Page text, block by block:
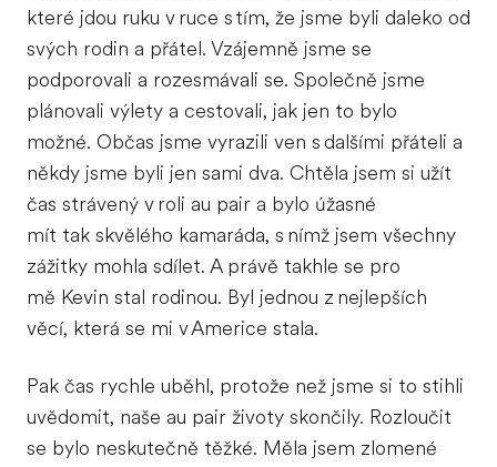
které jdou ruku v ruce s tím, že jsme byli daleko od
svých rodin a přátel. Vzájemně jsme se
podporovali a rozesmávali se. Společně jsme
plánovali výlety a cestovali, jak jen to bylo
možné. Občas jsme vyrazili ven s dalšími přáteli a
někdy jsme byli jen sami dva. Chtěla jsem si užít
čas strávený v roli au pair a bylo úžasné
mít tak skvělého kamaráda, s nímž jsem všechny
zážitky mohla sdílet. A právě takhle se pro
mě Kevin stal rodinou. Byl jednou z nejlepších
věcí, která se mi v Americe stala.
Pak čas rychle uběhl, protože než jsme si to stihli
uvědomit, naše au pair životy skončily. Rozloučit
se bylo neskutečně těžké. Měla jsem zlomené